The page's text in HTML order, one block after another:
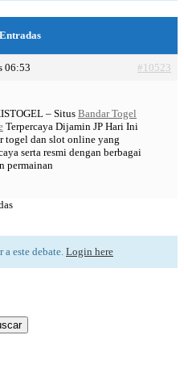
Entradas
06:53 #10523
– SitusBandar Togel
Terpercaya Dijamin JP Hari Ini
togel dan slot online yang
serta resmi dengan berbagai
permainan
este debate. Login here